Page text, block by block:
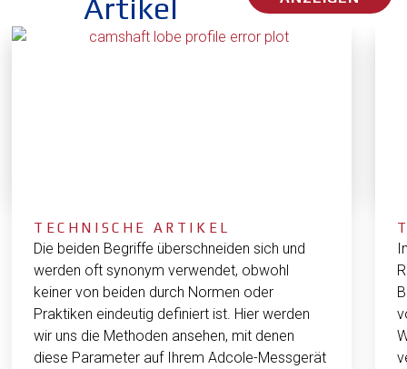
Artikel
TECHNISCHE ARTIKEL
Die beiden Begriffe überschneiden sich und
werden oft synonym verwendet, obwohl
keiner von beiden durch Normen oder
Praktiken eindeutig definiert ist. Hier werden
wir uns die Methoden ansehen, mit denen
diese Parameter auf Ihrem Adcole-Messgerät